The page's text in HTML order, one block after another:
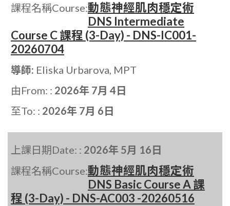
課程名稱Course:動態神經肌肉穩定術
DNS Intermediate
Course C 課程 (3-Day) - DNS-IC001-
20260704
導師: Eliska Urbarova, MPT
由From: : 2026年 7月 4日
至To: : 2026年 7月 6日
上課日期Date: : 2026年 5月 16日
課程名稱Course:動態神經肌肉穩定術
DNS Basic Course A 課
程 (3-Day) - DNS-AC003 -20260516